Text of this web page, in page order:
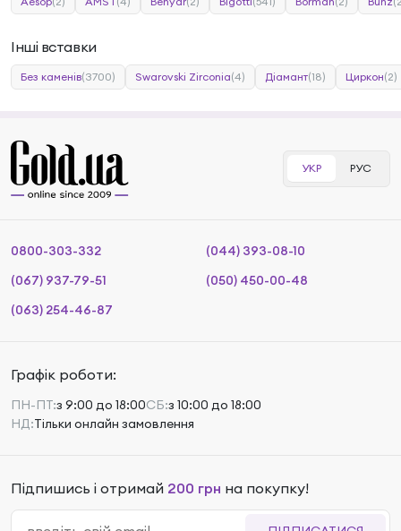
Інші вставки
Без каменів(3700) Swarovski Zirconia(4) Діамант(18) Циркон(2)
УКР РУС
0800-303-332
(044) 393-08-10
(067) 937-79-51
(050) 450-00-48
(063) 254-46-87
Графік роботи:
ПН-ПТ:з 9:00 до 18:00СБ:з 10:00 до 18:00
НД:Тільки онлайн замовлення
Підпишись і отримай 200 грн на покупку!